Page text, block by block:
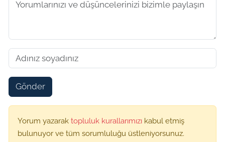
Gönder
Yorum yazarak topluluk kurallarımızı kabul etmiş
bulunuyor ve tüm sorumluluğu üstleniyorsunuz.